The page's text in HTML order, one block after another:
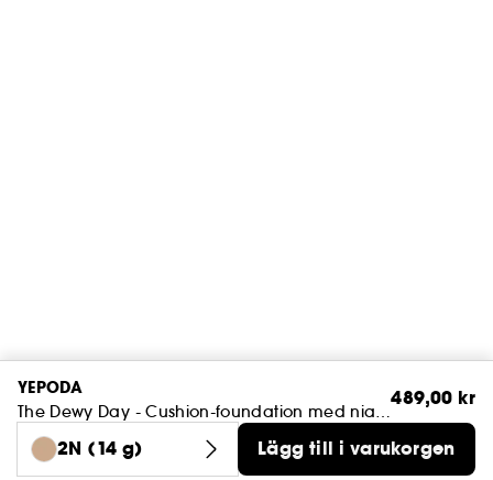
YEPODA
The Dewy Day - Cushion-foundation med niacinamid, aprikos och SPF 30
489,00 kr
2N (14 g)
Lägg till i varukorgen